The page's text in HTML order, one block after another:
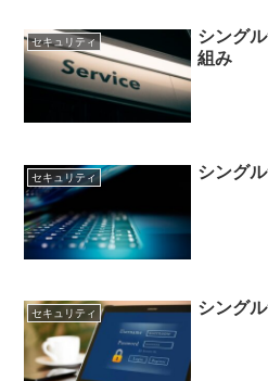
セキュリティ
シング
組み
セキュリティ シング
セキュリティ シング